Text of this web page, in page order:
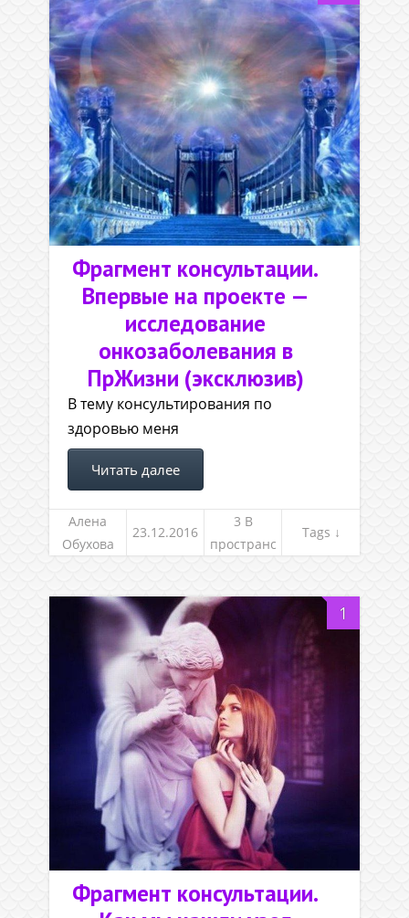
Фрагмент консультации.
Впервые на проекте —
исследование
онкозаболевания в
ПрЖизни (эксклюзив)
В тему консультирования по
здоровью меня
Читать далее
Алена
Обухова
23.12.2016
3 В
пространс
Tags ↓
1
Фрагмент консультации.